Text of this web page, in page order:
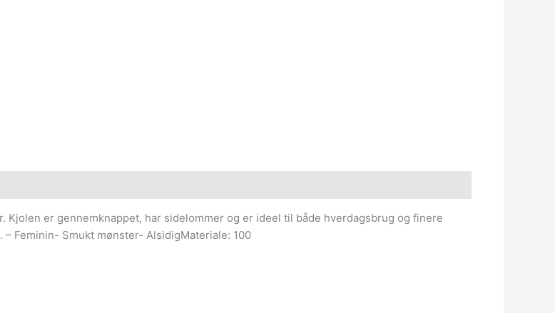
Kjolen er gennemknappet, har sidelommer og er ideel til både hverdagsbrug og finere
Feminin- Smukt mønster- AlsidigMateriale: 100